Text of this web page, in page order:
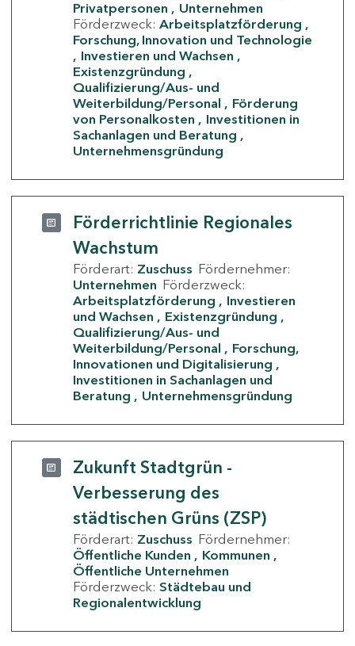
Privatpersonen
Unternehmen
Förderzweck: Arbeitsplatzförderung
Forschung, Innovation und Technologie
Investieren und Wachsen
Existenzgründung
Qualifizierung/Aus- und
Weiterbildung/Personal
Förderung
von Personalkosten
Investitionen in
Sachanlagen und Beratung
Unternehmensgründung
Förderrichtlinie Regionales
Wachstum
Förderart: Zuschuss Fördernehmer:
Unternehmen Förderzweck:
Arbeitsplatzförderung
Investieren
und Wachsen
Existenzgründung
Qualifizierung/Aus- und
Weiterbildung/Personal
Forschung,
Innovationen und Digitalisierung
Investitionen in Sachanlagen und
Beratung
Unternehmensgründung
Zukunft Stadtgrün -
Verbesserung des
städtischen Grüns (ZSP)
Förderart: Zuschuss Fördernehmer:
Öffentliche Kunden
Kommunen
Öffentliche Unternehmen
Förderzweck: Städtebau und
Regionalentwicklung